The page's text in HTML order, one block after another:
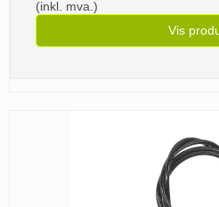
(inkl. mva.)
Vis